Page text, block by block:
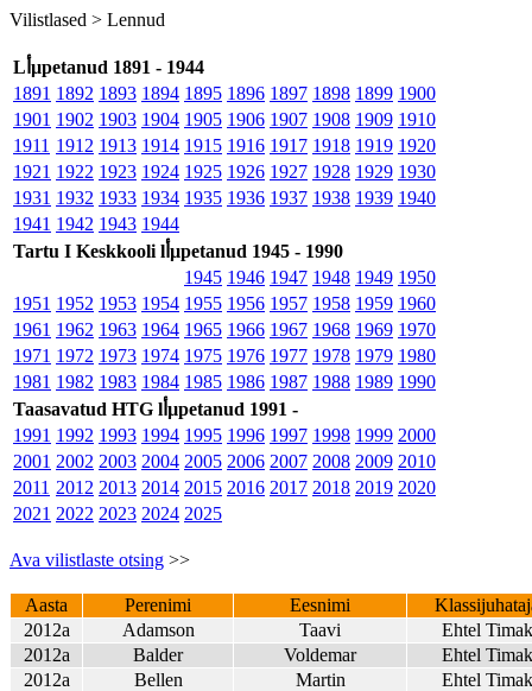
Vilistlased > Lennud
Lأµpetanud 1891 - 1944
1891 1892 1893 1894 1895 1896 1897 1898 1899 1900
1901 1902 1903 1904 1905 1906 1907 1908 1909 1910
1911 1912 1913 1914 1915 1916 1917 1918 1919 1920
1921 1922 1923 1924 1925 1926 1927 1928 1929 1930
1931 1932 1933 1934 1935 1936 1937 1938 1939 1940
1941 1942 1943 1944
Tartu I Keskkooli lأµpetanud 1945 - 1990
1945 1946 1947 1948 1949 1950
1951 1952 1953 1954 1955 1956 1957 1958 1959 1960
1961 1962 1963 1964 1965 1966 1967 1968 1969 1970
1971 1972 1973 1974 1975 1976 1977 1978 1979 1980
1981 1982 1983 1984 1985 1986 1987 1988 1989 1990
Taasavatud HTG lأµpetanud 1991 -
1991 1992 1993 1994 1995 1996 1997 1998 1999 2000
2001 2002 2003 2004 2005 2006 2007 2008 2009 2010
2011 2012 2013 2014 2015 2016 2017 2018 2019 2020
2021 2022 2023 2024 2025
Ava vilistlaste otsing >>
Aasta Perenimi Eesnimi
2012a
Adamson Taavi
Ehtel Timak
2012a
Balder Voldemar
Ehtel Timak
2012a
Bellen Martin
Ehtel Timak